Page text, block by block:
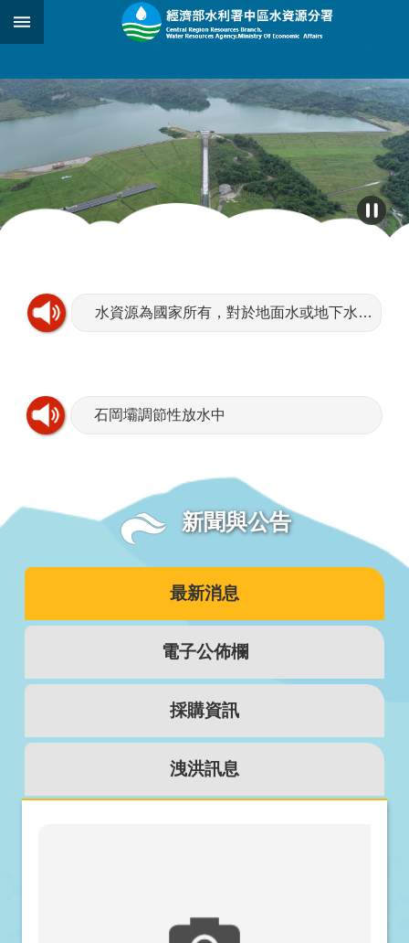
跳到主要內容區塊
:::
水資源為國家所有，對於地面水或地下水，取得使用或收益，應依法申請水權。
石岡壩調節性放水中
新聞與公告
最新消息
電子公佈欄
採購資訊
洩洪訊息